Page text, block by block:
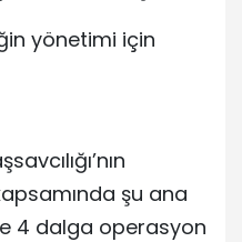
yönetimi için
şu ana
4 dalga operasyon